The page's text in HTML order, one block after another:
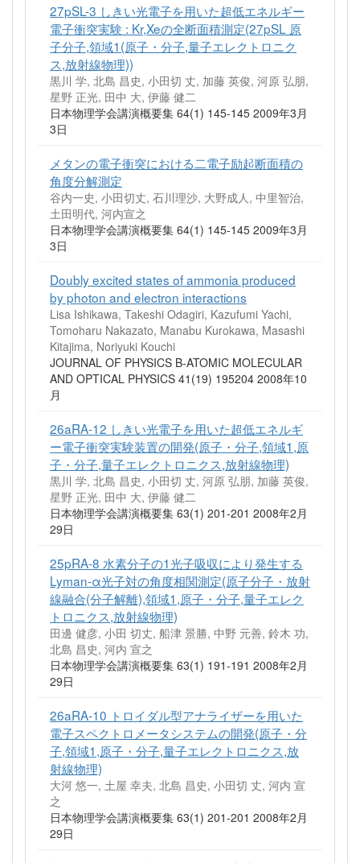
27pSL-3 しきい光電子を用いた超低エネルギー
電子衝突実験 : Kr,Xeの全断面積測定(27pSL 原
子分子,領域1(原子・分子,量子エレクトロニク
ス,放射線物理))
黒川 学, 北島 昌史, 小田切 丈, 加藤 英俊, 河原 弘朋,
星野 正光, 田中 大, 伊藤 健二
日本物理学会講演概要集 64(1) 145-145 2009年3月
3日
メタンの電子衝突における二電子励起断面積の
角度分解測定
谷内一史, 小田切丈, 石川理沙, 大野成人, 中里智治,
土田明代, 河内宣之
日本物理学会講演概要集 64(1) 145-145 2009年3月
3日
Doubly excited states of ammonia produced
by photon and electron interactions
Lisa Ishikawa, Takeshi Odagiri, Kazufumi Yachi,
Tomoharu Nakazato, Manabu Kurokawa, Masashi
Kitajima, Noriyuki Kouchi
JOURNAL OF PHYSICS B-ATOMIC MOLECULAR
AND OPTICAL PHYSICS 41(19) 195204 2008年10
月
26aRA-12 しきい光電子を用いた超低エネルギ
ー電子衝突実験装置の開発(原子・分子,領域1,原
子・分子,量子エレクトロニクス,放射線物理)
黒川 学, 北島 昌史, 小田切 丈, 河原 弘朋, 加藤 英俊,
星野 正光, 田中 大, 伊藤 健二
日本物理学会講演概要集 63(1) 201-201 2008年2月
29日
25pRA-8 水素分子の1光子吸収により発生する
Lyman-α光子対の角度相関測定(原子分子・放射
線融合(分子解離),領域1,原子・分子,量子エレク
トロニクス,放射線物理)
田邊 健彦, 小田 切丈, 船津 景勝, 中野 元善, 鈴木 功,
北島 昌史, 河内 宣之
日本物理学会講演概要集 63(1) 191-191 2008年2月
29日
26aRA-10 トロイダル型アナライザーを用いた
電子スペクトロメータシステムの開発(原子・分
子,領域1,原子・分子,量子エレクトロニクス,放
射線物理)
大河 悠一, 土屋 幸夫, 北島 昌史, 小田切 丈, 河内 宣
之
日本物理学会講演概要集 63(1) 201-201 2008年2月
29日